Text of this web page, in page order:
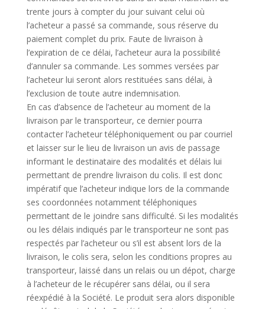
trente jours à compter du jour suivant celui où
l’acheteur a passé sa commande, sous réserve du
paiement complet du prix. Faute de livraison à
l’expiration de ce délai, l’acheteur aura la possibilité
d’annuler sa commande. Les sommes versées par
l’acheteur lui seront alors restituées sans délai, à
l’exclusion de toute autre indemnisation.
En cas d’absence de l’acheteur au moment de la
livraison par le transporteur, ce dernier pourra
contacter l’acheteur téléphoniquement ou par courriel
et laisser sur le lieu de livraison un avis de passage
informant le destinataire des modalités et délais lui
permettant de prendre livraison du colis. Il est donc
impératif que l’acheteur indique lors de la commande
ses coordonnées notamment téléphoniques
permettant de le joindre sans difficulté. Si les modalités
ou les délais indiqués par le transporteur ne sont pas
respectés par l’acheteur ou s’il est absent lors de la
livraison, le colis sera, selon les conditions propres au
transporteur, laissé dans un relais ou un dépot, charge
à l’acheteur de le récupérer sans délai, ou il sera
réexpédié à la Société. Le produit sera alors disponible